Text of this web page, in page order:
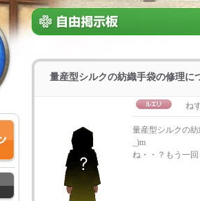
量産型シルクの紡織手袋の修理に
ね
量産型シルクの
_)m 修
ね・・？もう一